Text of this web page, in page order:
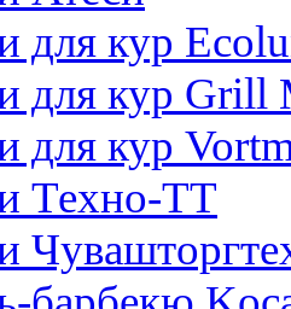
для кур
для кур Grill
для кур
Техно-ТТ